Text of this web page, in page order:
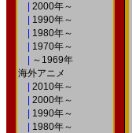
2000年～
1990年～
1980年～
1970年～
～1969年
海外アニメ
2010年～
2000年～
1990年～
1980年～